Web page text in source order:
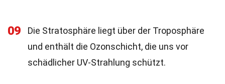
09
Die Stratosphäre liegt über der Troposphäre
und enthält die Ozonschicht, die uns vor
schädlicher UV-Strahlung schützt.